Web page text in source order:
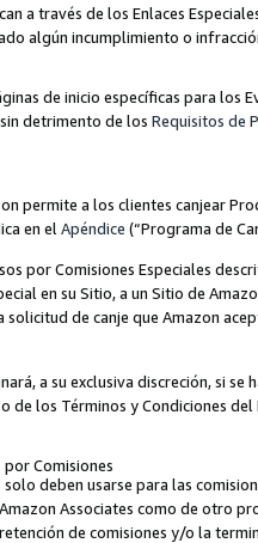
a través de los Enlaces
algún incumplimiento o
de inicio específicas para
detrimento de los Requisitos de
permite a los clientes canjear
en el Apéndice (“Programa de
por Comisiones Especiales
en su Sitio, a un Sitio de
de canje que Amazon
a su exclusiva discreción, si
de los Términos y Condiciones del
por Comisiones
deben usarse para las
Associates como de otro
de comisiones y/o la